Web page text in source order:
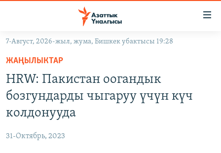
Навигацияга
өтүңүз
Издөөгө
салыңыз
МАДАНИЯТ
ДҮЙНӨ
УКРАИНА
ТВ ПРОГРАММАЛАР
7-Август, 2026-жыл, жума, Бишкек убактысы 19:28
ЖАҢЫЛЫКТАР
HRW: Пакистан оогандык
бозгундарды чыгаруу үчүн күч
колдонууда
31-Октябрь, 2023